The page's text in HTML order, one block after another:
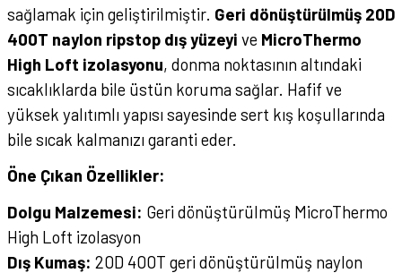
sağlamak için geliştirilmiştir. Geri dönüştürülmüş 20D
400T naylon ripstop dış yüzeyi ve MicroThermo
High Loft izolasyonu, donma noktasının altındaki
sıcaklıklarda bile üstün koruma sağlar. Hafif ve
yüksek yalıtımlı yapısı sayesinde sert kış koşullarında
bile sıcak kalmanızı garanti eder.
Öne Çıkan Özellikler:
Dolgu Malzemesi: Geri dönüştürülmüş MicroThermo
High Loft izolasyon
Dış Kumaş: 20D 400T geri dönüştürülmüş naylon